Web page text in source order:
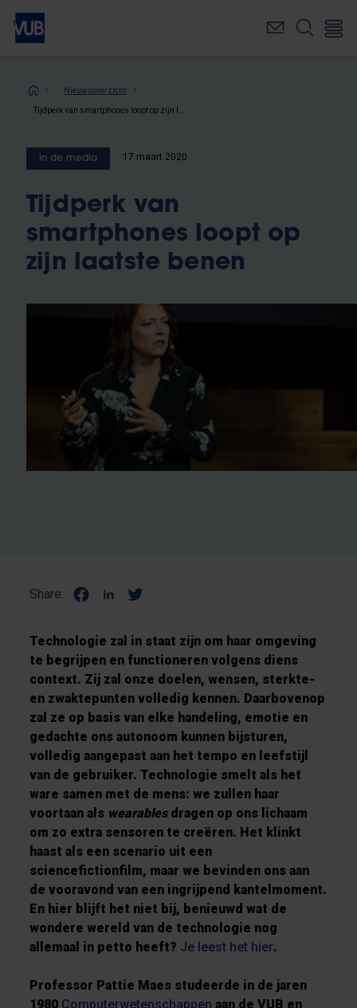
Overslaan
naar
inhoudKruimelpad
Nieuwsoverzicht
In de media 17 maart 2020
Tijdperk van
smartphones loopt op
zijn laatste benen
Share:
Technologie zal in staat zijn om haar omgeving
te begrijpen en functioneren volgens diens
context. Zij zal onze doelen, wensen, sterkte-
en zwaktepunten volledig kennen. Daarbovenop
zal ze op basis van elke handeling, emotie en
gedachte ons autonoom kunnen bijsturen,
volledig aangepast aan het tempo en leefstijl
van de gebruiker. Technologie smelt als het
ware samen met de mens: we zullen haar
voortaan als wearablesdragen op ons lichaam
om zo extra sensoren te creëren. Het klinkt
haast als een scenario uit een
sciencefictionfilm, maar we bevinden ons aan
de vooravond van een ingrijpend kantelmoment.
En hier blijft het niet bij, benieuwd wat de
wondere wereld van de technologie nog
allemaal in petto heeft? Je leest het hier.
Professor Pattie Maes studeerde in de jaren
1980 Computerwetenschappenaan de VUB en